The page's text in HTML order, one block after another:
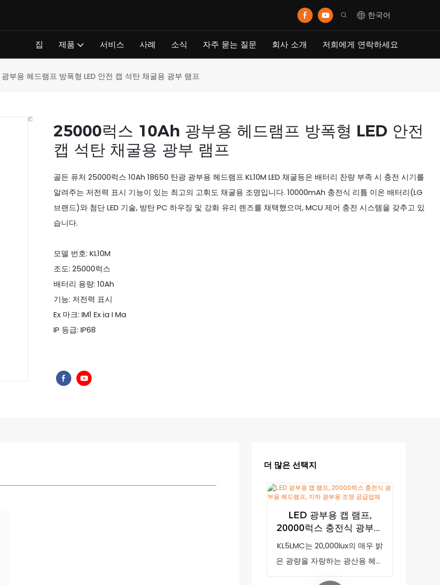
한국어
집 제품 서비스 사례 소식 자주 묻는 질문 회사 소개 저희에게 연락하세요
부용 헤드램프 방폭형 LED 안전 캡 석탄 채굴용 광부 램프
25000럭스 10Ah 광부용 헤드램프 방폭형 LED 안전
캡 석탄 채굴용 광부 램프
골든 퓨처 25000럭스 10Ah 18650 탄광 광부용 헤드램프 KL10M LED 채굴등은 배터리 잔량 부족 시 충전 시기를
알려주는 저전력 표시 기능이 있는 최고의 고휘도 채굴용 조명입니다. 10000mAh 충전식 리튬 이온 배터리(LG
브랜드)와 첨단 LED 기술, 방탄 PC 하우징 및 강화 유리 렌즈를 채택했으며, MCU 제어 충전 시스템을 갖추고 있
습니다.
모델 번호: KL10M
조도: 25000럭스
배터리 용량: 10Ah
기능: 저전력 표시
Ex 마크: IM1 Ex ia I Ma
IP 등급: IP68
더 많은 선택지
LED 광부용 캡 램프,
20000럭스 충전식 광부용
헤드램프, 지하 광부용 조
KL5LMC는 20,000lux의 매우 밝
은 광량을 자랑하는 광산용 헤드
램프입니다. 배터리 잔량이 부족